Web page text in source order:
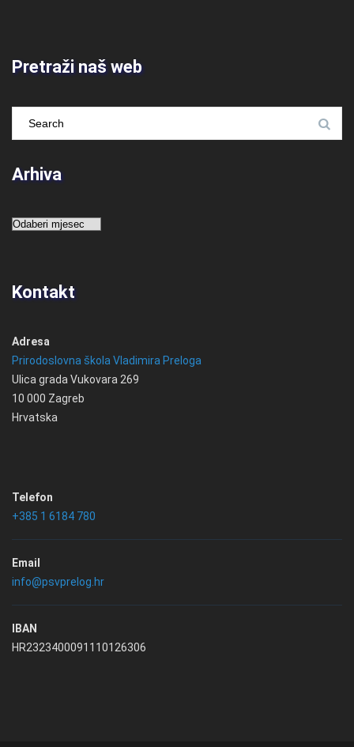
Pretraži naš web
Arhiva
Arhiva
Kontakt
Adresa
Prirodoslovna škola Vladimira Preloga
Ulica grada Vukovara 269
10 000 Zagreb
Hrvatska
Telefon
+385 1 6184 780
Email
info@psvprelog.hr
IBAN
HR2323400091110126306